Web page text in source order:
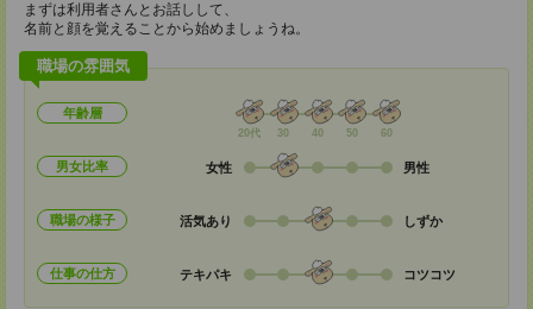
まずは利用者さんとお話しして、
名前と顔を覚えることから始めましょうね。
職場の雰囲気
年齢層
20代 30 40 50 60
男女比率 女性 男性
職場の様子 活気あり しずか
仕事の仕方 テキパキ コツコツ